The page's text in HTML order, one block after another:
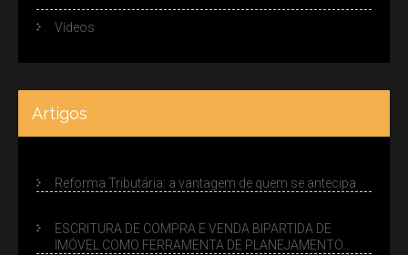
Vídeos
Artigos
Reforma Tributária: a vantagem de quem se antecipa
ESCRITURA DE COMPRA E VENDA BIPARTIDA DE
IMÓVEL COMO FERRAMENTA DE PLANEJAMENTO